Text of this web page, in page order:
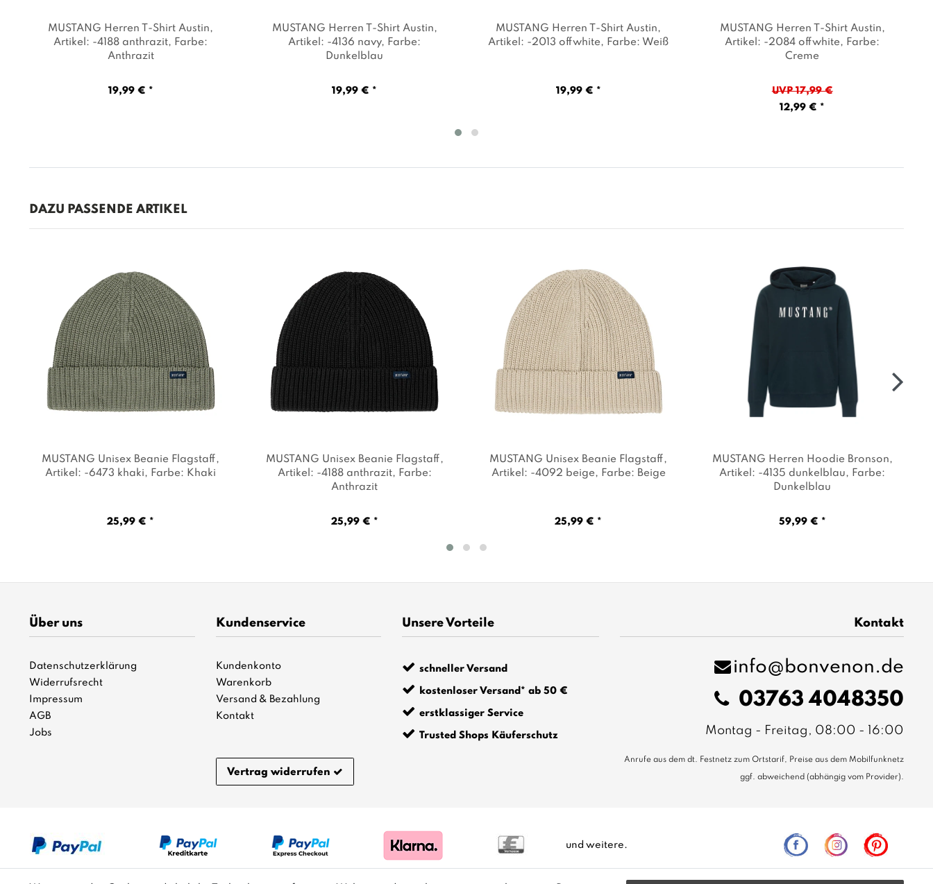
MUSTANG Herren T-Shirt Austin,
Artikel: -4188 anthrazit, Farbe:
Anthrazit
19,99 € *
MUSTANG Herren T-Shirt Austin,
Artikel: -4136 navy, Farbe:
Dunkelblau
19,99 € *
MUSTANG Herren T-Shirt Austin,
Artikel: -2013 offwhite, Farbe: Weiß
19,99 € *
MUSTANG Herren T-Shirt Austin,
Artikel: -2084 offwhite, Farbe:
Creme
UVP 17,99 €
12,99 € *
DAZU PASSENDE ARTIKEL
MUSTANG Unisex Beanie Flagstaff,
Artikel: -6473 khaki, Farbe: Khaki
25,99 € *
MUSTANG Unisex Beanie Flagstaff,
Artikel: -4188 anthrazit, Farbe:
Anthrazit
25,99 € *
MUSTANG Unisex Beanie Flagstaff,
Artikel: -4092 beige, Farbe: Beige
25,99 € *
MUSTANG Herren Hoodie Bronson,
Artikel: -4135 dunkelblau, Farbe:
Dunkelblau
59,99 € *
Über uns
Datenschutzerklärung
Widerrufsrecht
Impressum
AGB
Jobs
Kundenservice
Kundenkonto
Warenkorb
Versand & Bezahlung
Kontakt
Vertrag widerrufen
Unsere Vorteile
schneller Versand
kostenloser Versand* ab 50 €
erstklassiger Service
Trusted Shops Käuferschutz
Kontakt
info@bonvenon.de
03763 4048350
Montag - Freitag, 08:00 - 16:00
Anrufe aus dem dt. Festnetz zum Ortstarif, Preise aus dem Mobilfunknetz
ggf. abweichend (abhängig vom Provider).
und weitere.